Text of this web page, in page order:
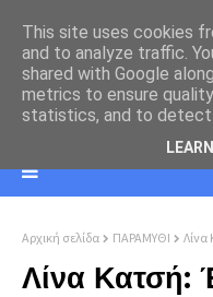
Αρχική σελίδα ΠΑΡΑΜΥΘΙ Λίνα
Λίνα Κατσή:
This site uses cookies
and to analyze traffic.
shared with Google
metrics to ensure
statistics, and to detect